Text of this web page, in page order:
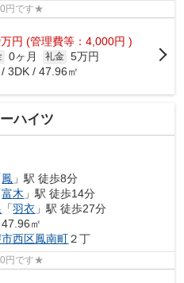
円です★
万円 (管理費等：4,000円 )
0ヶ月 礼金 5万円
3DK / 47.96㎡
ハイツ
鳳 」駅 徒歩8分
富木 」駅 徒歩14分
「羽衣 」駅 徒歩27分
㎡
西区鳳南町２丁
円です★